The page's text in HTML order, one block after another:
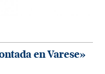
en Varese»